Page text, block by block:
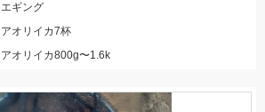
エギング
アオリイカ7杯
アオリイカ800g〜1.6k